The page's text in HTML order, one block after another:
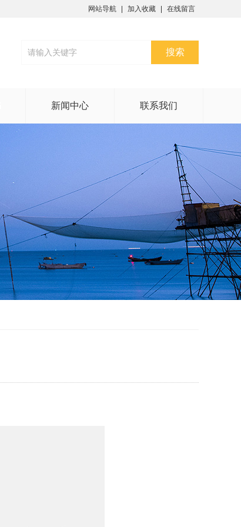
网站导航 加入收藏 在线留言
新闻中心 联系我们